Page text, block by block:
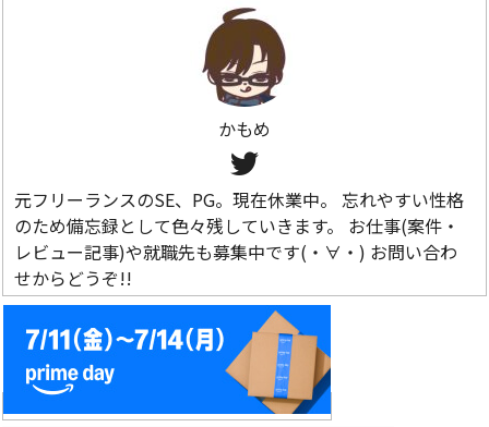
かもめ
元フリーランスのSE、PG。現在休業中。 忘れやすい性格
のため備忘録として色々残していきます。 お仕事(案件・
レビュー記事)や就職先も募集中です(・∀・) お問い合わ
せからどうぞ!!